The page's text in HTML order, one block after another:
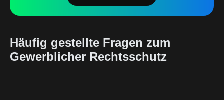
Häufig gestellte Fragen zum
Gewerblicher Rechtsschutz